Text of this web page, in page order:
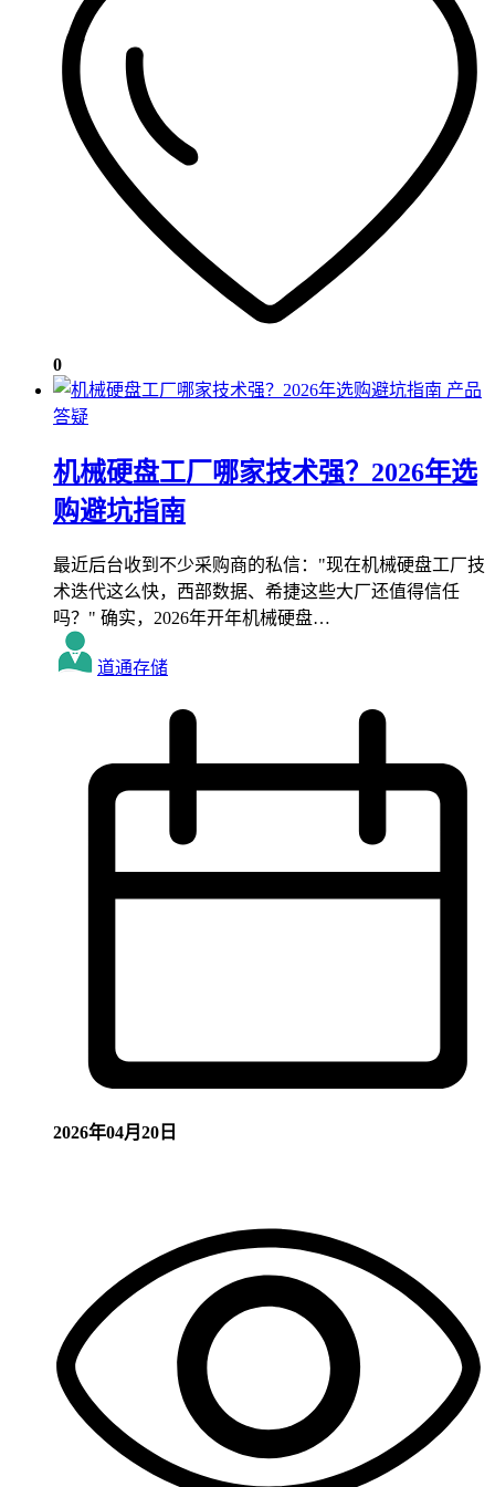
0
产品
答疑
机械硬盘工厂哪家技术强？2026年选
购避坑指南
最近后台收到不少采购商的私信："现在机械硬盘工厂技
术迭代这么快，西部数据、希捷这些大厂还值得信任
吗？" 确实，2026年开年机械硬盘…
道通存储
2026年04月20日